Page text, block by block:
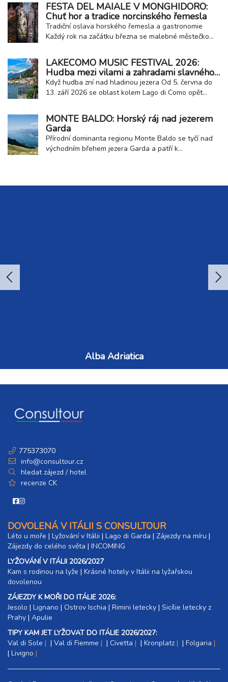
dnes nedílnou součástí místní kuchyně, přesto jejich
historie sahá až do Karibiku. Do jižní...
FESTA DEL MAIALE V MONGHIDORO:
Chuť hor a tradice norcinského řemesla
Tradiční oslava horského řemesla a gastronomie
Každý rok na začátku března se malebné městečko
hranici s Appeniny, promění v jednu z nejzajímavějších
gastronomických událostí regionu – Festa del Maiale,
tedy slavnost prasete. Tato akce oslavuje...
LAKECOMO MUSIC FESTIVAL 2026:
Hudba mezi vilami a zahradami slavného
jezera
Když hudba zní nad hladinou jezera Od 5. června do
13. září 2026 se oblast kolem Lago di Como opět
Music Festival nabídne desítky vystoupení v
historických vilách, zahradách s výhledem na jezero,
divadlech i v samotném centru města Como. Festival
si...
MONTE BALDO: Horský ráj nad jezerem
Garda
Přírodní dominanta regionu Monte Baldo se tyčí nad
východním břehem jezera Garda a patří k
Alba Adriatica
775373070
info@consultour.cz
hledat zájezd / hotel
recenze CK
DOVOLENÁ V ITÁLII S CONSULTOUR
Léto u moře | Lyžování v Itálii | Lago di Garda | Zájezdy na míru |
Zájezdy do celého světa | INCOMING
LYŽOVÁNÍ V ITÁLII 2026/2027
Kam s rodinou na lyže |​ Krásné hotely v Itálii na lyžařskou
dovolenou
ZÁJEZDY K MOŘI DO ITÁLIE 2026:
Jesolo | Lignano | Ostrov Ischia | Rimini letecky | Sicílie letecky z
Prahy | Apulie
TIPY KAM JET LYŽOVAT DO ITÁLIE 2026/2027:
Val di Sole
| Val di Fiemme | Civetta | Kronplatz | Folgaria
| Livigno